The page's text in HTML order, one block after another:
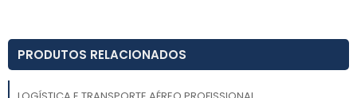
Industriais, que oferecem suporte
personalizado. Solicite um orçamento e
descubra como o transporte aéreo pode
PRODUTOS RELACIONADOS